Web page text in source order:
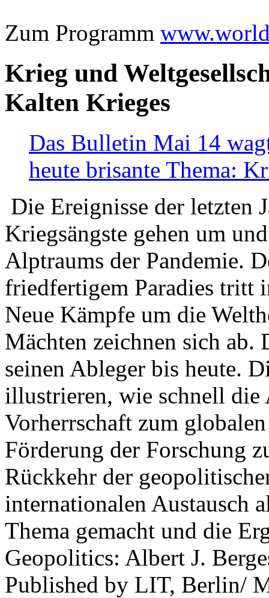
Zum Programm
Krieg und
Kalten Krieges
Das Bulletin Mai 14
heute brisante Thema:
Die Ereignisse der letzten
Kriegsängste gehen um
Alptraums der Pandemie.
friedfertigem Paradies tritt
Neue Kämpfe um die
Mächten zeichnen sich
seinen Ableger bis heute.
illustrieren, wie schnell die
Vorherrschaft zum
Förderung der Forschung
Rückkehr der
internationalen Austausch
Thema gemacht und die
Geopolitics: Albert J.
Published by LIT, Berlin/